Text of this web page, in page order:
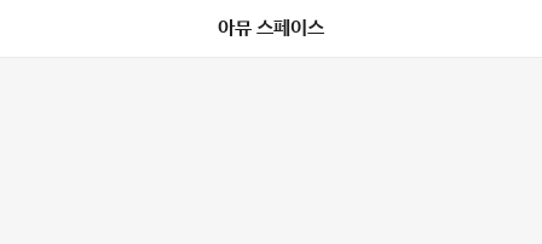
아뮤 스페이스